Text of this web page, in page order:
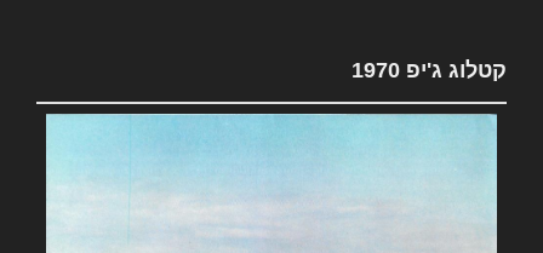
קטלוג ג'יפ 1970